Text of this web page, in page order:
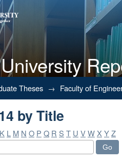
by Title
Theses → Faculty of
by Title
K L M N O P Q R S T U VWX YZ